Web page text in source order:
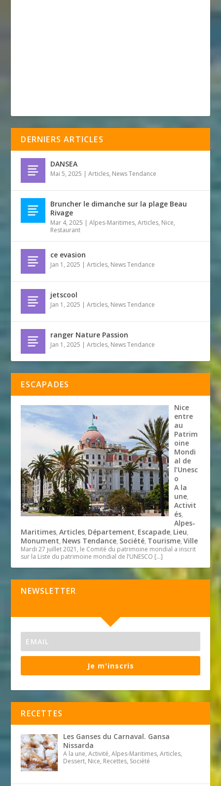
DERNIERS ARTICLES
DANSEA
Mai 5, 2025 |Articles, News Tendance
Bruncher le dimanche sur la plage Beau
Rivage
Mar 4, 2025 |Alpes-Maritimes,Articles, Nice,
Restaurant
ce evasion
Jan 1, 2025 |Articles, News Tendance
jetscool
Jan 1, 2025 |Articles, News Tendance
ranger Nature Passion
Jan 1, 2025 |Articles, News Tendance
ESCAPADES
Nice
entre
au
Patrim
oine
Mondi
al de
l’Unesc
o
A la
une,
Activit
és,
Alpes-
Maritimes,Articles, Département, Escapade, Lieu,
Monument, News Tendance, Société, Tourisme,Ville
Mardi 27 juillet 2021, le Comité du patrimoine mondial a inscrit
sur la Liste du patrimoine mondial de l’UNESCO […]
NEWSLETTER
Je m'inscris
RECETTES
Les Ganses du Carnaval. Gansa
Nissarda
A la une, Activité, Alpes-Maritimes, Articles,
Dessert, Nice, Recettes, Société